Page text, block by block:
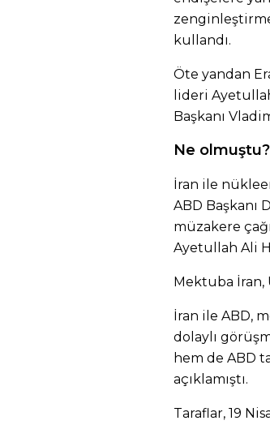
kullandı.
Öte yandan
lideri
Başkanı
Ne olmuştu?
İran ile
ABD Başkanı
müzakere
Ayetullah Ali
Mektuba İran,
İran ile ABD,
dolaylı
hem de ABD
açıklamıştı.
Taraflar, 19